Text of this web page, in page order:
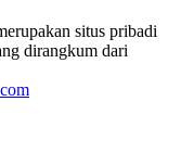
situs pribadi
dirangkum dari